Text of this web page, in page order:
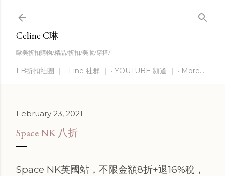
Celine C琳
歐美折扣購物/精品/折扣/美妝/穿搭/
FB折扣社團 ｜ Line 社群 ｜ YOUTUBE 頻道 ｜ More…
February 23, 2021
Space NK 八折
Space NK英國站，不限金額8折+退16%稅，